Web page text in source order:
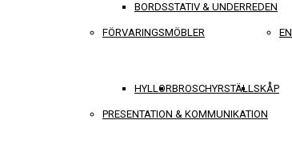
BORDSSTATIV & UNDERREDEN
FÖRVARINGSMÖBLER
HYLLORBROSCHYRSTÄLLSKÅP
PRESENTATION & KOMMUNIKATION